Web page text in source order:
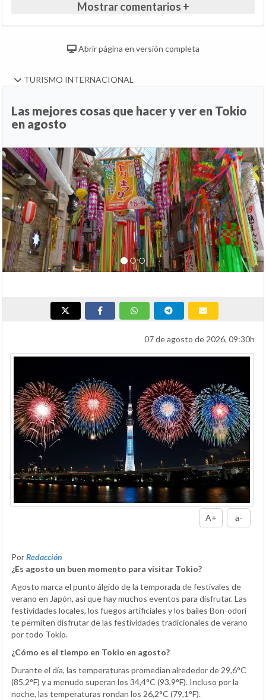
Mostrar comentarios +
Abrir página en versión completa
TURISMO INTERNACIONAL
Las mejores cosas que hacer y ver en Tokio
en agosto
Anterior
07 de agosto de 2026, 09:30h
A+ a-
PorRedacción
¿Es agosto un buen momento para visitar Tokio?
Agosto marca el punto álgido de la temporada de festivales de
verano en Japón, así que hay muchos eventos para disfrutar. Las
festividades locales, los fuegos artificiales y los bailes Bon-odori
te permiten disfrutar de las festividades tradicionales de verano
por todo Tokio.
¿Cómo es el tiempo en Tokio en agosto?
Durante el día, las temperaturas promedian alrededor de 29,6°C
(85,2°F) y a menudo superan los 34,4°C (93,9°F). Incluso por la
noche, las temperaturas rondan los 26,2°C (79,1°F).